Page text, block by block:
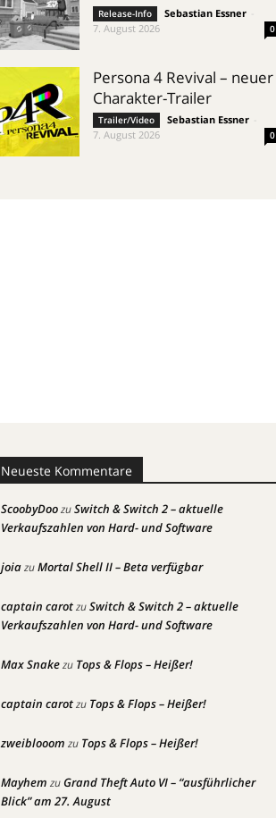
Release-Info Sebastian Essner
7. August 2026
0
Persona 4 Revival – neuer
Charakter-Trailer
Trailer/Video Sebastian Essner
7. August 2026
0
Neueste Kommentare
ScoobyDoozuSwitch & Switch 2 – aktuelle
Verkaufszahlen von Hard- und Software
joiazuMortal Shell II – Beta verfügbar
captain carotzuSwitch & Switch 2 – aktuelle
Verkaufszahlen von Hard- und Software
Max Snakezu Tops & Flops – Heißer!
captain carotzu Tops & Flops – Heißer!
zweiblooom zu Tops & Flops – Heißer!
Mayhem zuGrand Theft Auto VI – “ausführlicher
Blick” am 27. August